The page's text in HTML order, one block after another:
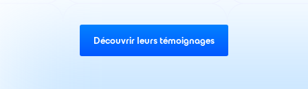
Découvrir leurs témoignages